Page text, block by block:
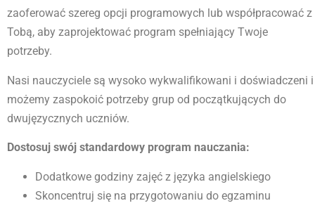
zaoferować szereg opcji programowych lub współpracować z
Tobą, aby zaprojektować program spełniający Twoje
potrzeby.
Nasi nauczyciele są wysoko wykwalifikowani i doświadczeni i
możemy zaspokoić potrzeby grup od początkujących do
dwujęzycznych uczniów.
Dostosuj swój standardowy program nauczania:
Dodatkowe godziny zajęć z języka angielskiego
Skoncentruj się na przygotowaniu do egzaminu